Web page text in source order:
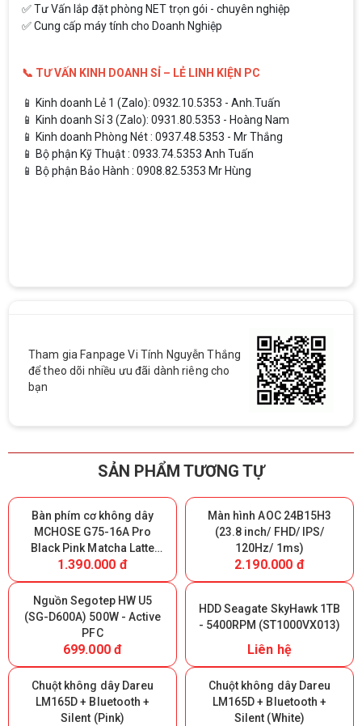
✅ Tư Vấn lắp đặt phòng NET trọn gói - chuyên nghiệp
✅ Cung cấp máy tính cho Doanh Nghiệp
📞 TƯ VẤN KINH DOANH SỈ – LẺ LINH KIỆN PC
📱 Kinh doanh Lẻ 1 (Zalo): 0932.10.5353 - Anh.Tuấn
📱 Kinh doanh Sỉ 3 (Zalo): 0931.80.5353 - Hoàng Nam
📱 Kinh doanh Phòng Nét : 0937.48.5353 - Mr Thắng
📱 Bộ phận Kỹ Thuật : 0933.74.5353 Anh Tuấn
📱 Bộ phận Bảo Hành : 0908.82.5353 Mr Hùng
Tham gia Fanpage Vi Tính Nguyễn Thắng
để theo dõi nhiều ưu đãi dành riêng cho
bạn
SẢN PHẨM TƯƠNG TỰ
Bàn phím cơ không dây
MCHOSE G75-16A Pro
Black Pink Matcha Latte
Switch V2 - Triple Modes
(Giữ lại Box để bảo hành)
1.390.000 đ
Màn hình AOC 24B15H3
(23.8 inch/ FHD/ IPS/
120Hz/ 1ms)
2.190.000 đ
Nguồn Segotep HW U5
(SG-D600A) 500W - Active
PFC
699.000 đ
HDD Seagate SkyHawk 1TB
- 5400RPM (ST1000VX013)
Liên hệ
Chuột không dây Dareu
LM165D + Bluetooth +
Silent (Pink)
Chuột không dây Dareu
LM165D + Bluetooth +
Silent (White)